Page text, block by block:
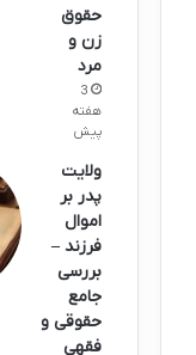
حقوق
زن و
مرد
3
هفته
پیش
ولایت
پدر بر
اموال
فرزند –
بررسی
جامع
حقوقی و
فقهی